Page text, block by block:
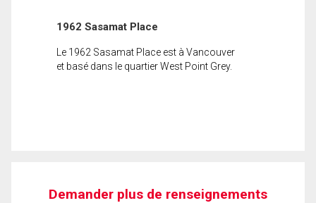
1962 Sasamat Place
Le 1962 Sasamat Place est à Vancouver
et basé dans le quartier West Point Grey.
Demander plus de renseignements